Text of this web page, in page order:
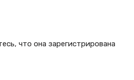
что она зарегистрирована